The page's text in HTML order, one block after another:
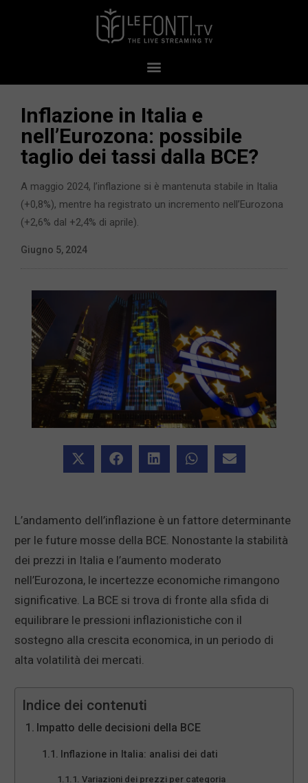
Inflazione in Italia e
nell’Eurozona: possibile
taglio dei tassi dalla BCE?
A maggio 2024, l’inflazione si è mantenuta stabile in Italia
(+0,8%), mentre ha registrato un incremento nell’Eurozona
(+2,6% dal +2,4% di aprile).
Giugno 5, 2024
L’andamento dell’inflazione è un fattore determinante
per le future mosse della BCE. Nonostante la stabilità
dei prezzi in Italia e l’aumento moderato
nell’Eurozona, le incertezze economiche rimangono
significative. La BCE si trova di fronte alla sfida di
equilibrare le pressioni inflazionistiche con il
sostegno alla crescita economica, in un periodo di
alta volatilità dei mercati.
Indice dei contenuti
Impatto delle decisioni della BCE
Inflazione in Italia: analisi dei dati
Variazioni dei prezzi per categoria